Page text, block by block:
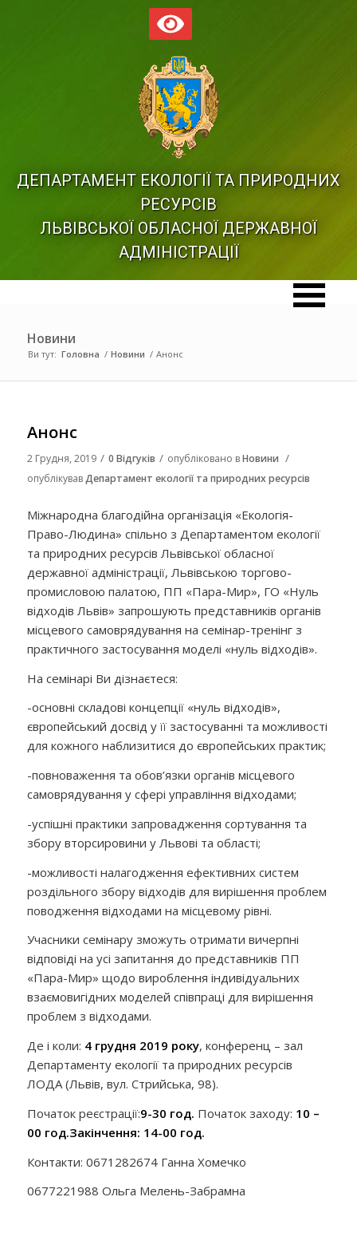
ДЕПАРТАМЕНТ ЕКОЛОГІЇ ТА ПРИРОДНИХ
РЕСУРСІВ
ЛЬВІВСЬКОЇ ОБЛАСНОЇ ДЕРЖАВНОЇ
АДМІНІСТРАЦІЇ
Новини
Ви тут: Головна / Новини / Анонс
Анонс
2 Грудня, 2019 / 0 Відгуків / опубліковано вНовини /
опублікувавДепартамент екології та природних ресурсів
Міжнародна благодійна організація «Екологія-
Право-Людина» спільно з Департаментом екології
та природних ресурсів Львівської обласної
державної адміністрації, Львівською торгово-
промисловою палатою, ПП «Пара-Мир», ГО «Нуль
відходів Львів» запрошують представників органів
місцевого самоврядування на семінар-тренінг з
практичного застосування моделі «нуль відходів».
На семінарі Ви дізнаєтеся:
-основні складові концепції «нуль відходів»,
європейський досвід у її застосуванні та можливості
для кожного наблизитися до європейських практик;
-повноваження та обов’язки органів місцевого
самоврядування у сфері управління відходами;
-успішні практики запровадження сортування та
збору вторсировини у Львові та області;
-можливості налагодження ефективних систем
роздільного збору відходів для вирішення проблем
поводження відходами на місцевому рівні.
Учасники семінару зможуть отримати вичерпні
відповіді на усі запитання до представників ПП
«Пара-Мир» щодо вироблення індивідуальних
взаємовигідних моделей співпраці для вирішення
проблем з відходами.
Де і коли: 4 грудня 2019 року, конференц – зал
Департаменту екології та природних ресурсів
ЛОДА (Львів, вул. Стрийська, 98).
Початок реєстрації:9-30 год. Початок заходу: 10 –
00 год.Закінчення: 14-00 год.
Контакти: 0671282674 Ганна Хомечко
0677221988 Ольга Мелень-Забрамна